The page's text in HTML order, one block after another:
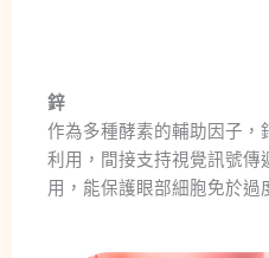
鋅
作為多種酵素的輔助因子，
利用，間接支持視覺訊號傳
用，能保護眼部細胞免於過